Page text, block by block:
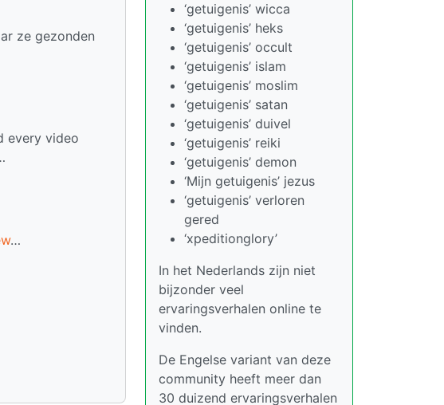
ze gezonden
every video
…
‘getuigenis’ wicca
‘getuigenis’ heks
‘getuigenis’ occult
‘getuigenis’ islam
‘getuigenis’ moslim
‘getuigenis’ satan
‘getuigenis’ duivel
‘getuigenis’ reiki
‘getuigenis’ demon
‘Mijn getuigenis’ jezus
‘getuigenis’ verloren
gered
‘xpeditionglory’
In het Nederlands zijn niet
bijzonder veel
ervaringsverhalen online te
vinden.
De Engelse variant van deze
community heeft meer dan
30 duizend ervaringsverhalen